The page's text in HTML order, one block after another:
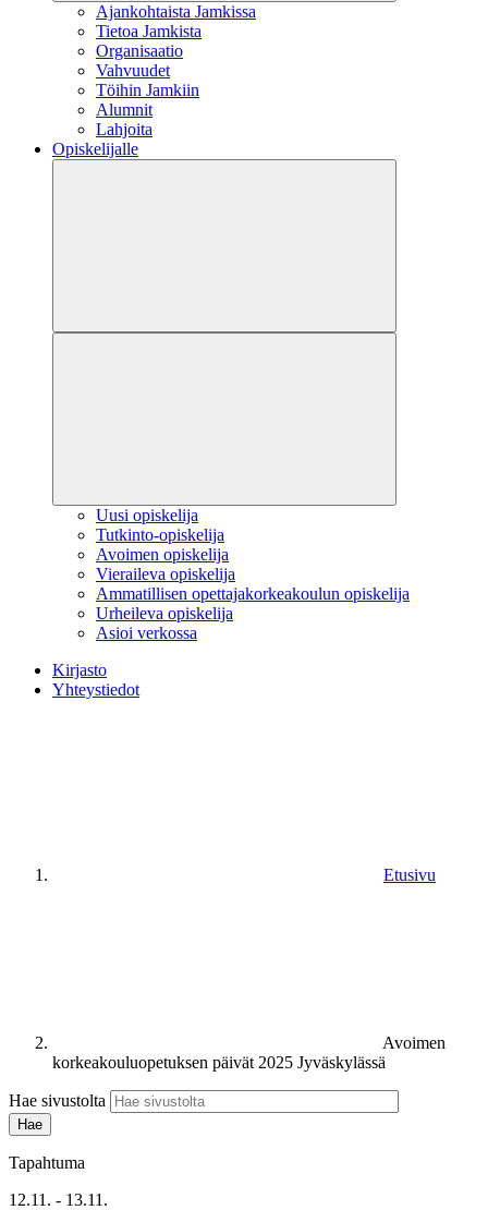
Ajankohtaista Jamkissa
Tietoa Jamkista
Organisaatio
Vahvuudet
Töihin Jamkiin
Alumnit
Lahjoita
Opiskelijalle
Uusi opiskelija
Tutkinto-opiskelija
Avoimen opiskelija
Vieraileva opiskelija
Ammatillisen opettajakorkeakoulun opiskelija
Urheileva opiskelija
Asioi verkossa
Kirjasto
Yhteystiedot
Etusivu
Avoimen
korkeakouluopetuksen päivät 2025 Jyväskylässä
Hae sivustolta
Tapahtuma
12.11. - 13.11.